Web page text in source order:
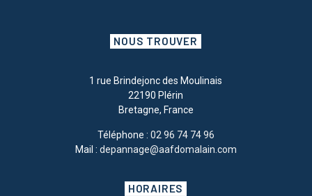
NOUS TROUVER
1 rue Brindejonc des Moulinais
22190 Plérin
Bretagne, France
Téléphone : 02 96 74 74 96
Mail : depannage@aafdomalain.com
HORAIRES